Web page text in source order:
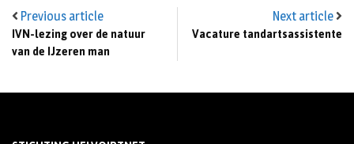
Previous article
IVN-lezing over de natuur
van de IJzeren man
Next article
Vacature tandartsassistente